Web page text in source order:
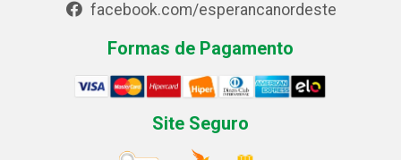
facebook.com/esperancanordeste
Formas de Pagamento
Site Seguro